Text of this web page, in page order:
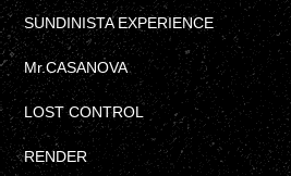
SUNDINISTA EXPERIENCE
Mr.CASANOVA
LOST CONTROL
RENDER